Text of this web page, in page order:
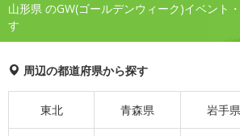
山形県 のGW(ゴールデンウィーク)イベント
す
周辺の都道府県から探す
東北 青森県 岩手県